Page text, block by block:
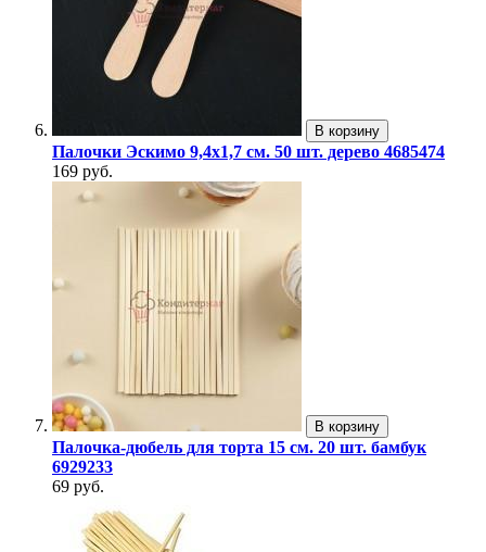
В корзину
Палочки Эскимо 9,4х1,7 см. 50 шт. дерево 4685474
169 руб.
В корзину
Палочка-дюбель для торта 15 см. 20 шт. бамбук
6929233
69 руб.